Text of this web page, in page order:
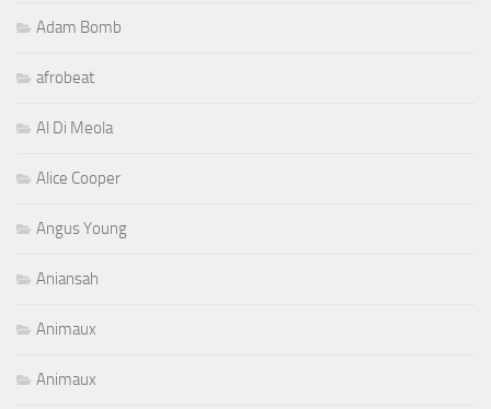
Adam Bomb
afrobeat
Al Di Meola
Alice Cooper
Angus Young
Aniansah
Animaux
Animaux